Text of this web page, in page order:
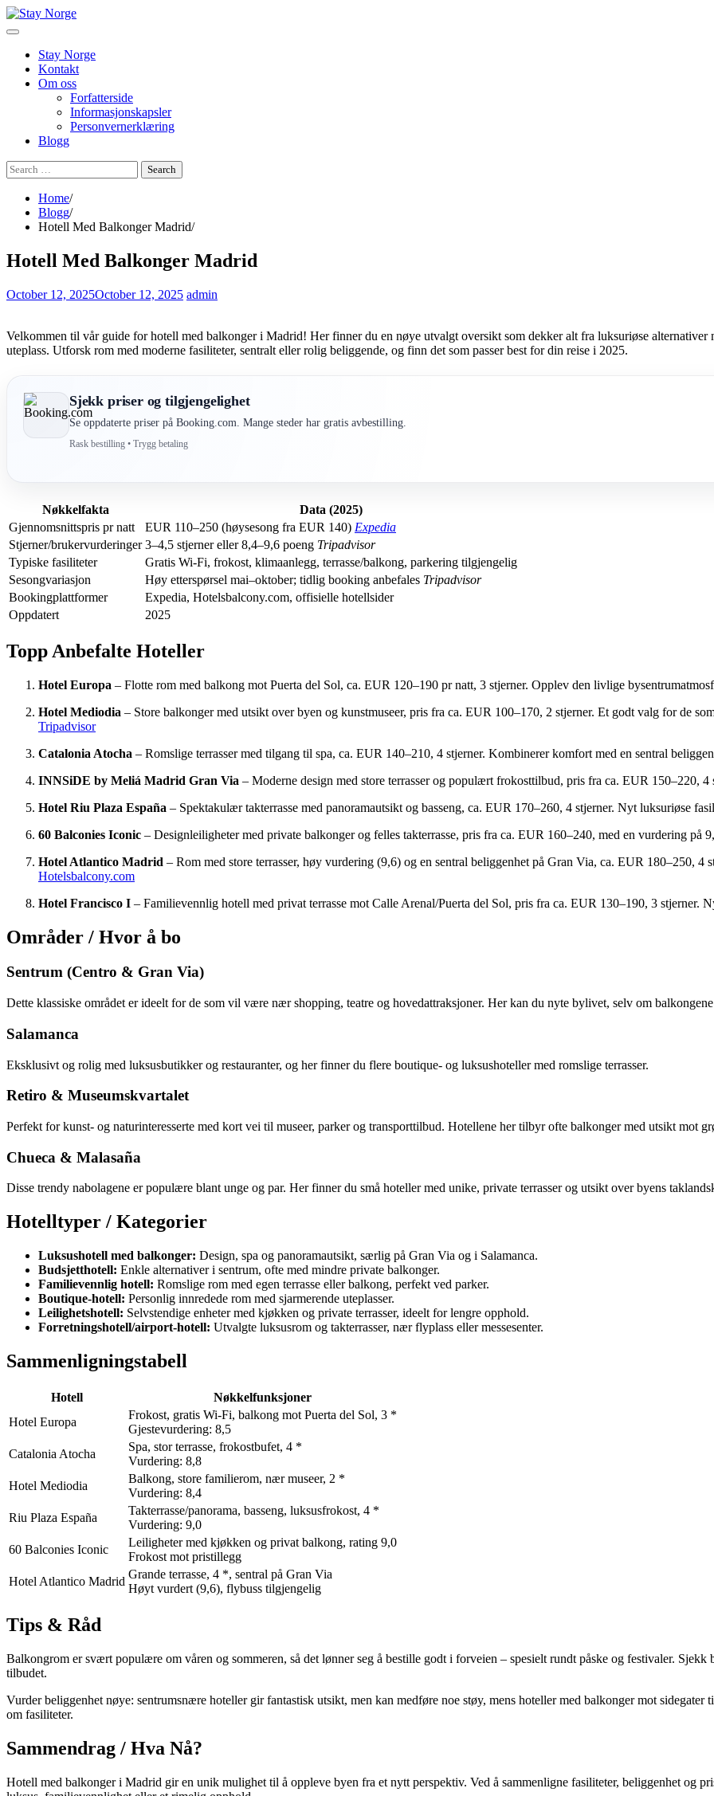
Skip
to
Stay Norge
Kontakt
Om oss
Forfatterside
Informasjonskapsler
Personvernerklæring
Blogg
Search
for:
Home
Blogg
Hotell Med Balkonger Madrid
Hotell Med Balkonger Madrid
October 12, 2025October 12, 2025 admin
Velkommen til vår guide for hotell med balkonger i Madrid! Her finner du en nøye utvalgt oversikt som dekker alt fra luksuriøse alternativer
uteplass. Utforsk rom med moderne fasiliteter, sentralt eller rolig beliggende, og finn det som passer best for din reise i 2025.
Sjekk priser og tilgjengelighet
Se oppdaterte priser på Booking.com. Mange steder har gratis avbestilling.
Rask bestilling • Trygg betaling
Nøkkelfakta
Data (2025)
Gjennomsnittspris pr natt
EUR 110–250 (høysesong fra EUR 140) Expedia
Stjerner/brukervurderinger 3–4,5 stjerner eller 8,4–9,6 poeng Tripadvisor
Typiske fasiliteter
Gratis Wi-Fi, frokost, klimaanlegg, terrasse/balkong, parkering tilgjengelig
Sesongvariasjon
Høy etterspørsel mai–oktober; tidlig booking anbefales Tripadvisor
Bookingplattformer
Expedia, Hotelsbalcony.com, offisielle hotellsider
Oppdatert
2025
Topp Anbefalte Hoteller
Hotel Europa – Flotte rom med balkong mot Puerta del Sol, ca. EUR 120–190 pr natt, 3 stjerner. Opplev den livlige
Hotel Mediodia – Store balkonger med utsikt over byen og kunstmuseer, pris fra ca. EUR 100–170, 2 stjerner. Et godt valg for de
Tripadvisor
Catalonia Atocha – Romslige terrasser med tilgang til spa, ca. EUR 140–210, 4 stjerner. Kombinerer komfort med en sentral
INNSiDE by Meliá Madrid Gran Via – Moderne design med store terrasser og populært frokosttilbud, pris fra ca. EUR 150–220, 4
Hotel Riu Plaza España – Spektakulær takterrasse med panoramautsikt og basseng, ca. EUR 170–260, 4 stjerner. Nyt luksuriøse
60 Balconies Iconic – Designleiligheter med private balkonger og felles takterrasse, pris fra ca. EUR 160–240, med en vurdering på
Hotel Atlantico Madrid – Rom med store terrasser, høy vurdering (9,6) og en sentral beliggenhet på Gran Via, ca. EUR 180–250, 4
Hotelsbalcony.com
Hotel Francisco I – Familievennlig hotell med privat terrasse mot Calle Arenal/Puerta del Sol, pris fra ca. EUR 130–190, 3 stjerner.
Områder / Hvor å bo
Sentrum (Centro & Gran Via)
Dette klassiske området er ideelt for de som vil være nær shopping, teatre og hovedattraksjoner. Her kan du nyte bylivet, selv om
Salamanca
Eksklusivt og rolig med luksusbutikker og restauranter, og her finner du flere boutique- og luksushoteller med romslige terrasser.
Retiro & Museumskvartalet
Perfekt for kunst- og naturinteresserte med kort vei til museer, parker og transporttilbud. Hotellene her tilbyr ofte balkonger med utsikt mot
Chueca & Malasaña
Disse trendy nabolagene er populære blant unge og par. Her finner du små hoteller med unike, private terrasser og utsikt over byens
Hotelltyper / Kategorier
Luksushotell med balkonger: Design, spa og panoramautsikt, særlig på Gran Via og i Salamanca.
Budsjetthotell: Enkle alternativer i sentrum, ofte med mindre private balkonger.
Familievennlig hotell: Romslige rom med egen terrasse eller balkong, perfekt ved parker.
Boutique-hotell: Personlig innredede rom med sjarmerende uteplasser.
Leilighetshotell: Selvstendige enheter med kjøkken og private terrasser, ideelt for lengre opphold.
Forretningshotell/airport-hotell: Utvalgte luksusrom og takterrasser, nær flyplass eller messesenter.
Sammenligningstabell
Hotell
Nøkkelfunksjoner
Hotel Europa
Frokost, gratis Wi-Fi, balkong mot Puerta del Sol, 3 *
Gjestevurdering: 8,5
Catalonia Atocha
Spa, stor terrasse, frokostbufet, 4 *
Vurdering: 8,8
Hotel Mediodia
Balkong, store familierom, nær museer, 2 *
Vurdering: 8,4
Riu Plaza España
Takterrasse/panorama, basseng, luksusfrokost, 4 *
Vurdering: 9,0
60 Balconies Iconic
Leiligheter med kjøkken og privat balkong, rating 9,0
Frokost mot pristillegg
Hotel Atlantico Madrid
Grande terrasse, 4 *, sentral på Gran Via
Høyt vurdert (9,6), flybuss tilgjengelig
Tips & Råd
Balkongrom er svært populære om våren og sommeren, så det lønner seg å bestille godt i forveien – spesielt rundt påske og festivaler.
tilbudet.
Vurder beliggenhet nøye: sentrumsnære hoteller gir fantastisk utsikt, men kan medføre noe støy, mens hoteller med balkonger mot
om fasiliteter.
Sammendrag / Hva Nå?
Hotell med balkonger i Madrid gir en unik mulighet til å oppleve byen fra et nytt perspektiv. Ved å sammenligne fasiliteter, beliggenhet og